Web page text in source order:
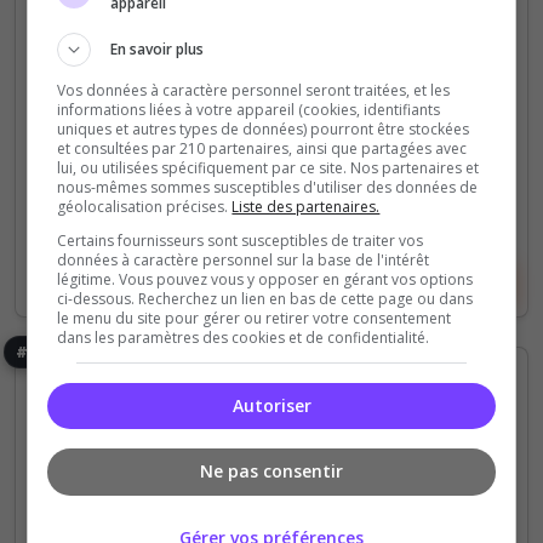
de commerces où la monnaie est déjà en...
0
votes
8
clics
(3)
200 Slots
Voir le serveur Voter
#85
En savoir plus
Vos données à caractère personnel seront traitées, et les
informations liées à votre appareil (cookies, identifiants
uniques et autres types de données) pourront être stockées
et consultées par 210 partenaires, ainsi que partagées avec
lui, ou utilisées spécifiquement par ce site. Nos partenaires et
nous-mêmes sommes susceptibles d'utiliser des données de
géolocalisation précises. Liste des partenaires.
Certains fournisseurs sont susceptibles de traiter vos
données à caractère personnel sur la base de l'intérêt
légitime. Vous pouvez vous y opposer en gérant vos options
ci-dessous. Recherchez un lien en bas de cette page ou dans
le menu du site pour gérer ou retirer votre consentement
dans les paramètres des cookies et de confidentialité.
Autoriser
Ne pas consentir
Gérer vos préférences